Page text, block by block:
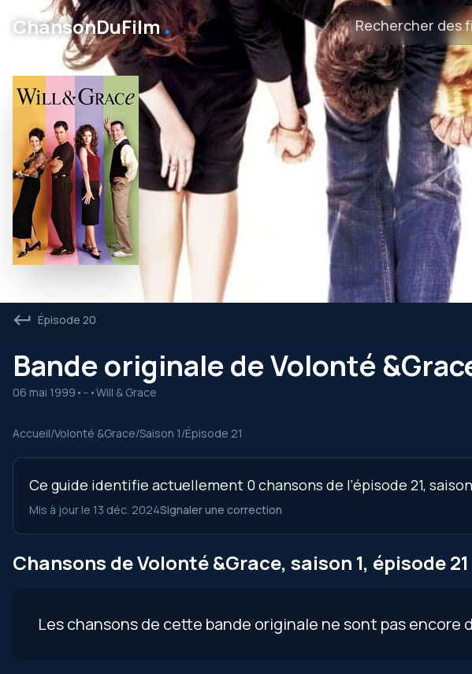
ChansonDuFilm․
Épisode 20
Bande originale de Volonté
06 mai 1999 • -- •Will & Grace
Accueil/Volonté &Grace/Saison 1/Épisode 21
Ce guide identifie actuellement 0 chansons de l’épisode 21,
Mis à jour le 13 déc. 2024Signaler une correction
Chansons de Volonté &Grace, saison 1, épisode 21
Les chansons de cette bande originale ne sont pas encore